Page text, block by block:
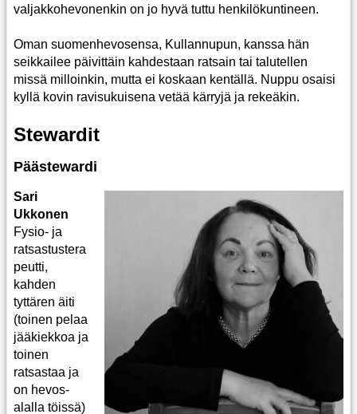
valjakkohevonenkin on jo hyvä tuttu henkilökuntineen.
Oman suomenhevosensa, Kullannupun, kanssa hän
seikkailee päivittäin kahdestaan ratsain tai talutellen
missä milloinkin, mutta ei koskaan kentällä. Nuppu osaisi
kyllä kovin ravisukuisena vetää kärryjä ja rekeäkin.
Stewardit
Päästewardi
Sari
Ukkonen
Fysio- ja
ratsastustera
peutti,
kahden
tyttären äiti
(toinen pelaa
jääkiekkoa ja
toinen
ratsastaa ja
on hevos-
alalla töissä)